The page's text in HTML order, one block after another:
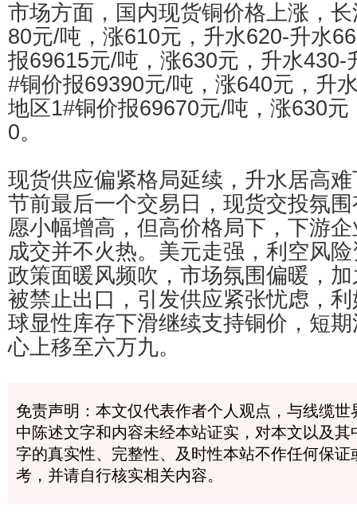
市场方面，国内现货铜价格上涨，
80元/吨，涨610元，升水620-升水
报69615元/吨，涨630元，升水430-
#铜价报69390元/吨，涨640元，升
地区1#铜价报69670元/吨，涨630
0。
现货供应偏紧格局延续，升水居高
节前最后一个交易日，现货交投氛
愿小幅增高，但高价格局下，下游
成交并不火热。美元走强，利空风
政策面暖风频吹，市场氛围偏暖，
被禁止出口，引发供应紧张忧虑，
球显性库存下滑继续支持铜价，短
心上移至六万九。
免责声明：本文仅代表作者个人观点，与线缆
中陈述文字和内容未经本站证实，对本文以及
字的真实性、完整性、及时性本站不作任何保
考，并请自行核实相关内容。